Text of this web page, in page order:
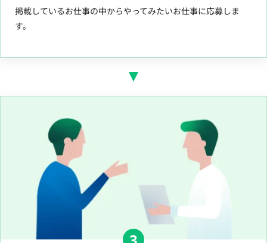
掲載しているお仕事の中からやってみたいお仕事に応募しま
す。